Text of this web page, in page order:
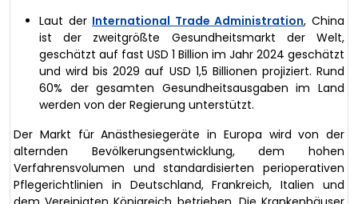
Laut der International Trade Administration, China
ist der zweitgrößte Gesundheitsmarkt der Welt,
geschätzt auf fast USD 1 Billion im Jahr 2024 geschätzt
und wird bis 2029 auf USD 1,5 Billionen projiziert. Rund
60% der gesamten Gesundheitsausgaben im Land
werden von der Regierung unterstützt.
Der Markt für Anästhesiegeräte in Europa wird von der
alternden Bevölkerungsentwicklung, dem hohen
Verfahrensvolumen und standardisierten perioperativen
Pflegerichtlinien in Deutschland, Frankreich, Italien und